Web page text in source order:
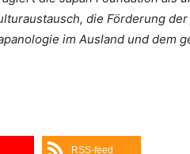
die Förderung
im Ausland und dem
RSS-feed